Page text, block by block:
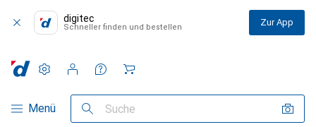
digitec
Schneller finden und bestellen Zur App
Navigation nach Kategorien
Menü Suche
Einstellungen
Kundenkonto
Vergleichslisten
Merklisten
Warenkorb